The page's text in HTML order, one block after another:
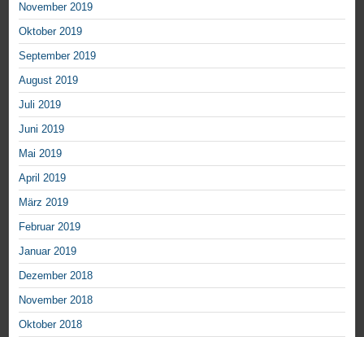
November 2019
Oktober 2019
September 2019
August 2019
Juli 2019
Juni 2019
Mai 2019
April 2019
März 2019
Februar 2019
Januar 2019
Dezember 2018
November 2018
Oktober 2018